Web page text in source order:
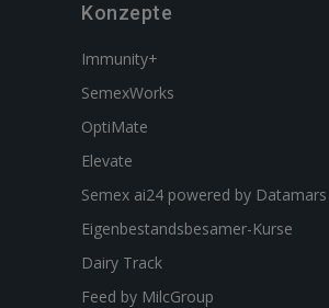
Konzepte
Immunity+
SemexWorks
OptiMate
Elevate
Semex ai24 powered by Datamars
Eigenbestandsbesamer-Kurse
Dairy Track
Feed by MilcGroup